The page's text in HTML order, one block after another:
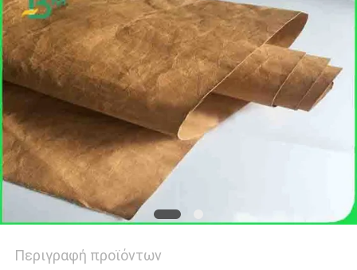
Περιγραφή προϊόντων